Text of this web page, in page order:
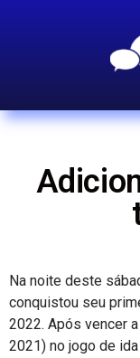
Na noite deste
conquistou seu
2022. Após vencer
2021) no jogo de